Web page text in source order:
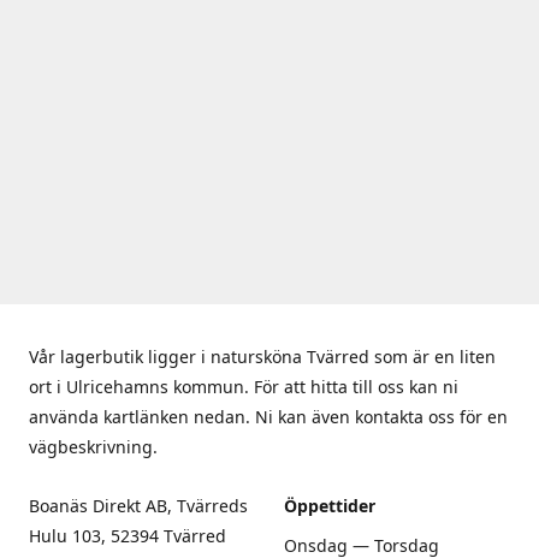
Vår lagerbutik ligger i natursköna Tvärred som är en liten
ort i Ulricehamns kommun. För att hitta till oss kan ni
använda kartlänken nedan. Ni kan även kontakta oss för en
vägbeskrivning.
Boanäs Direkt AB, Tvärreds
Hulu 103, 52394 Tvärred
Öppettider
Onsdag — Torsdag